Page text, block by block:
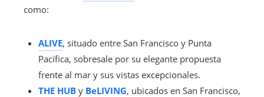
como:
ALIVE, situado entre San Francisco y Punta
Pacífica, sobresale por su elegante propuesta
frente al mar y sus vistas excepcionales.
THE HUB y BeLIVING, ubicados en San Francisco,